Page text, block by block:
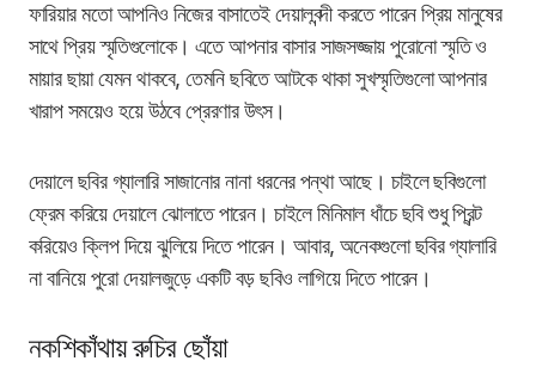
ফারিয়ার মতো আপনিও নিজের বাসাতেই দেয়ালবন্দী করতে পারেন প্রিয় মানুষের
সাথে প্রিয় স্মৃতিগুলোকে। এতে আপনার বাসার সাজসজ্জায় পুরোনো স্মৃতি ও
মায়ার ছায়া যেমন থাকবে, তেমনি ছবিতে আটকে থাকা সুখস্মৃতিগুলো আপনার
খারাপ সময়েও হয়ে উঠবে প্রেরণার উৎস।
দেয়ালে ছবির গ্যালারি সাজানোর নানা ধরনের পন্থা আছে। চাইলে ছবিগুলো
ফ্রেম করিয়ে দেয়ালে ঝোলাতে পারেন। চাইলে মিনিমাল ধাঁচে ছবি শুধু প্রিন্ট
করিয়েও ক্লিপ দিয়ে ঝুলিয়ে দিতে পারেন। আবার, অনেকগুলো ছবির গ্যালারি
না বানিয়ে পুরো দেয়ালজুড়ে একটি বড় ছবিও লাগিয়ে দিতে পারেন।
নকশিকাঁথায় রুচির ছোঁয়া